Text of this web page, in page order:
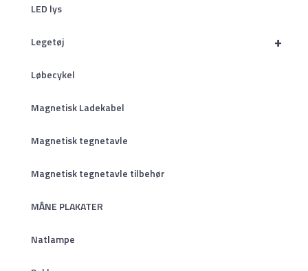
LED lys
+
Legetøj
Løbecykel
Magnetisk Ladekabel
Magnetisk tegnetavle
Magnetisk tegnetavle tilbehør
MÅNE PLAKATER
Natlampe